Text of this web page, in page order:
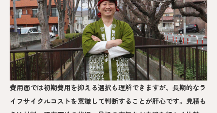
費用面では初期費用を抑える選択も理解できますが、長期的なラ
イフサイクルコストを意識して判断することが肝心です。見積も